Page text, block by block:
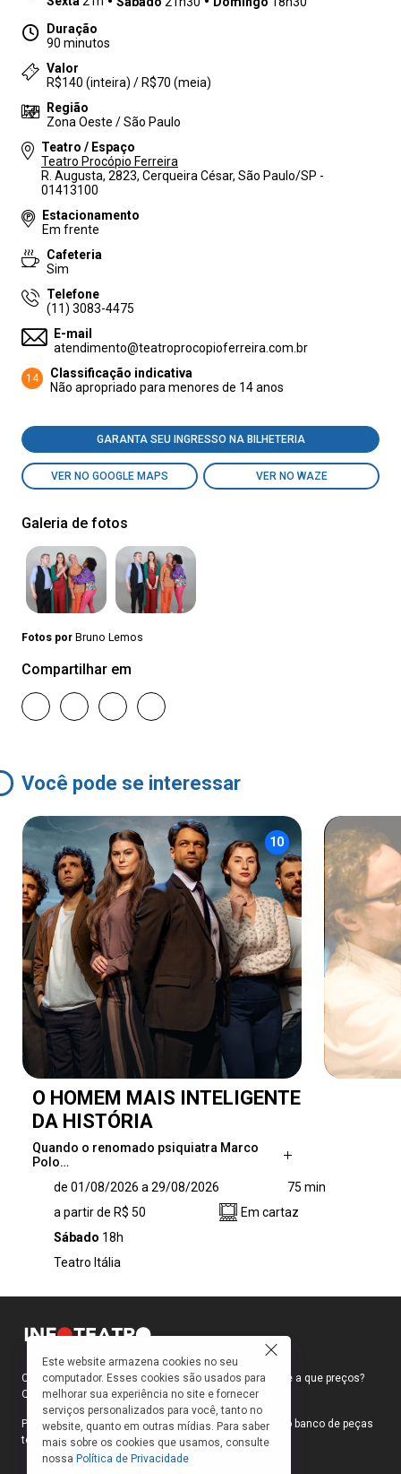
Duração
90 minutos
Valor
R$140 (inteira) / R$70 (meia)
Região
Zona Oeste / São Paulo
Teatro / Espaço
Teatro Procópio Ferreira
R. Augusta, 2823, Cerqueira César, São Paulo/SP -
01413100
Estacionamento
Em frente
Cafeteria
Sim
Telefone
(11) 3083-4475
E-mail
atendimento@teatroprocopioferreira.com.br
14
Classificação indicativa
Não apropriado para menores de 14 anos
GARANTA SEU INGRESSO NA BILHETERIA
VER NO GOOGLE MAPS VER NO WAZE
Galeria de fotos
Fotos por Bruno Lemos
Compartilhar em
Você pode se interessar
10
O HOMEM MAIS INTELIGENTE
DA HISTÓRIA
Quando o renomado psiquiatra Marco
Polo…
a Jerusalém participar de uma reunião na
ONU, ele é desafiado a estudar a mente do
homem mais famoso da história: Jesus.
mesa-redonda, composta por brilhantes
profissionais para analisar a mente de Jesus
sob os ângulos da ciência e, não, da religião. A
partir disso, o personagem começa uma
jornada épica para saber se Jesus era um
mestre em ter autocontrole, gerir sua emoção,
trabalhar perdas e frustrações, libertar sua
criatividade e formar pensadores. Ao estudar
de 01/08/2026 a 29/08/2026
75 min
a partir de R$ 50
Em cartaz
Sábado 18h
Teatro Itália
Como faço para ir ao teatro? Onde compro ingressos e a que preços?
Quais peças estão em cartaz?
Para responder a essas e outras perguntas, criamos o banco de peças
teatrais do INFOTEATRO.
Este website armazena cookies no seu
computador. Esses cookies são usados para
melhorar sua experiência no site e fornecer
serviços personalizados para você, tanto no
website, quanto em outras mídias. Para saber
mais sobre os cookies que usamos, consulte
nossa Política de Privacidade